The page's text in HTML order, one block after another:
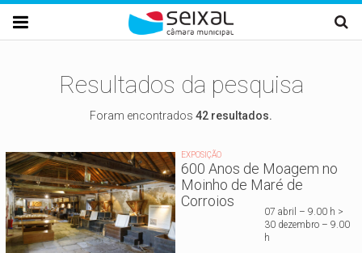
Passar para o conteúdo principal

Resultados da pesquisa
Foram encontrados 42 resultados.
EXPOSIÇÃO
600 Anos de Moagem no
Moinho de Maré de
Corroios
07 abril – 9.00 h >
30 dezembro – 9.00
h